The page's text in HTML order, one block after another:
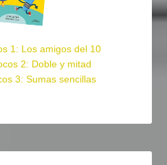
1: Los amigos del 10
2: Doble y mitad
3: Sumas sencillas